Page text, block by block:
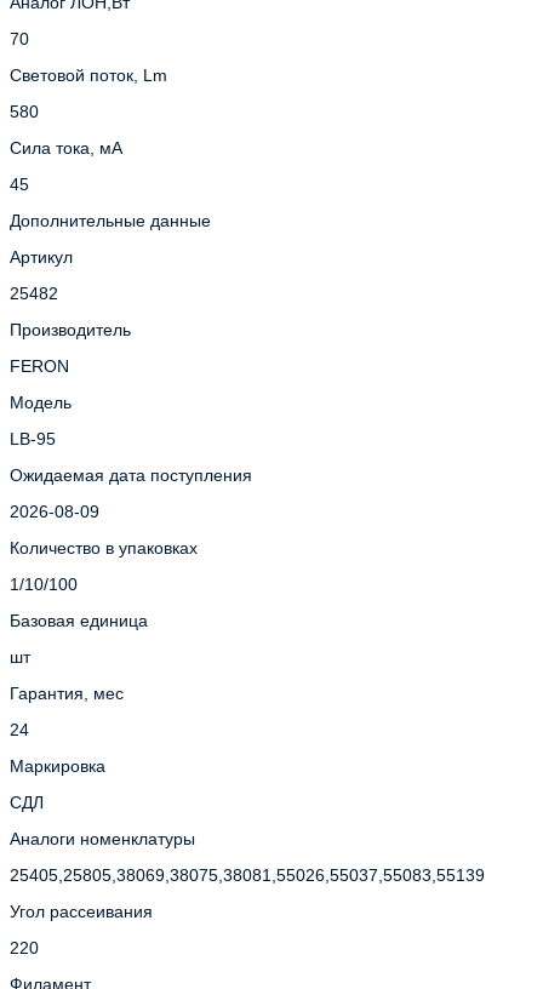
70
Световой поток, Lm
580
Сила тока, мА
45
Дополнительные данные
Артикул
25482
Производитель
FERON
Модель
LB-95
Ожидаемая дата поступления
2026-08-09
Количество в упаковках
1/10/100
Базовая единица
шт
Гарантия, мес
24
Маркировка
СДЛ
Аналоги номенклатуры
25405,25805,38069,38075,38081,55026,55037,55083,55139
Угол рассеивания
220
Филамент